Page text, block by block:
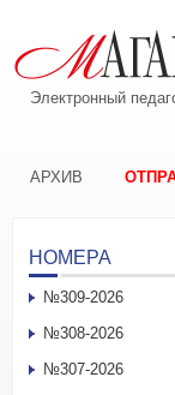
Электронный
АРХИВ
НОМЕРА
№309-2026
№308-2026
№307-2026